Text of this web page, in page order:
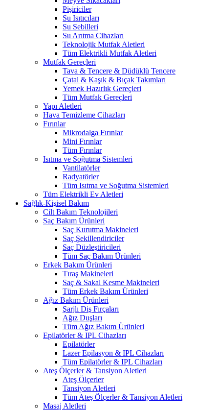
Pişiriciler
Su Isıtıcıları
Su Sebilleri
Su Arıtma Cihazları
Teknolojik Mutfak Aletleri
Tüm Elektrikli Mutfak Aletleri
Mutfak Gereçleri
Tava & Tencere & Düdüklü Tencere
Çatal & Kaşık & Bıçak Takımları
Yemek Hazırlık Gereçleri
Tüm Mutfak Gereçleri
Yapı Aletleri
Hava Temizleme Cihazları
Fırınlar
Mikrodalga Fırınlar
Mini Fırınlar
Tüm Fırınlar
Isıtma ve Soğutma Sistemleri
Vantilatörler
Radyatörler
Tüm Isıtma ve Soğutma Sistemleri
Tüm Elektrikli Ev Aletleri
Sağlık-Kişisel Bakım
Cilt Bakım Teknolojileri
Saç Bakım Ürünleri
Saç Kurutma Makineleri
Saç Şekillendiriciler
Saç Düzleştiricileri
Tüm Saç Bakım Ürünleri
Erkek Bakım Ürünleri
Tıraş Makineleri
Saç & Sakal Kesme Makineleri
Tüm Erkek Bakım Ürünleri
Ağız Bakım Ürünleri
Şarjlı Diş Fırçaları
Ağız Duşları
Tüm Ağız Bakım Ürünleri
Epilatörler & IPL Cihazları
Epilatörler
Lazer Epilasyon & IPL Cihazları
Tüm Epilatörler & IPL Cihazları
Ateş Ölçerler & Tansiyon Aletleri
Ateş Ölçerler
Tansiyon Aletleri
Tüm Ateş Ölçerler & Tansiyon Aletleri
Masaj Aletleri